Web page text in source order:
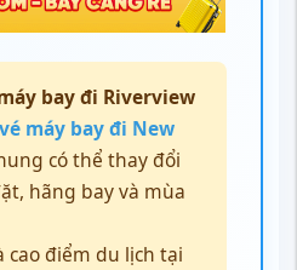
bay đi Riverview
vé máy bay đi New
có thể thay đổi
hãng bay và mùa
cao điểm du lịch tại